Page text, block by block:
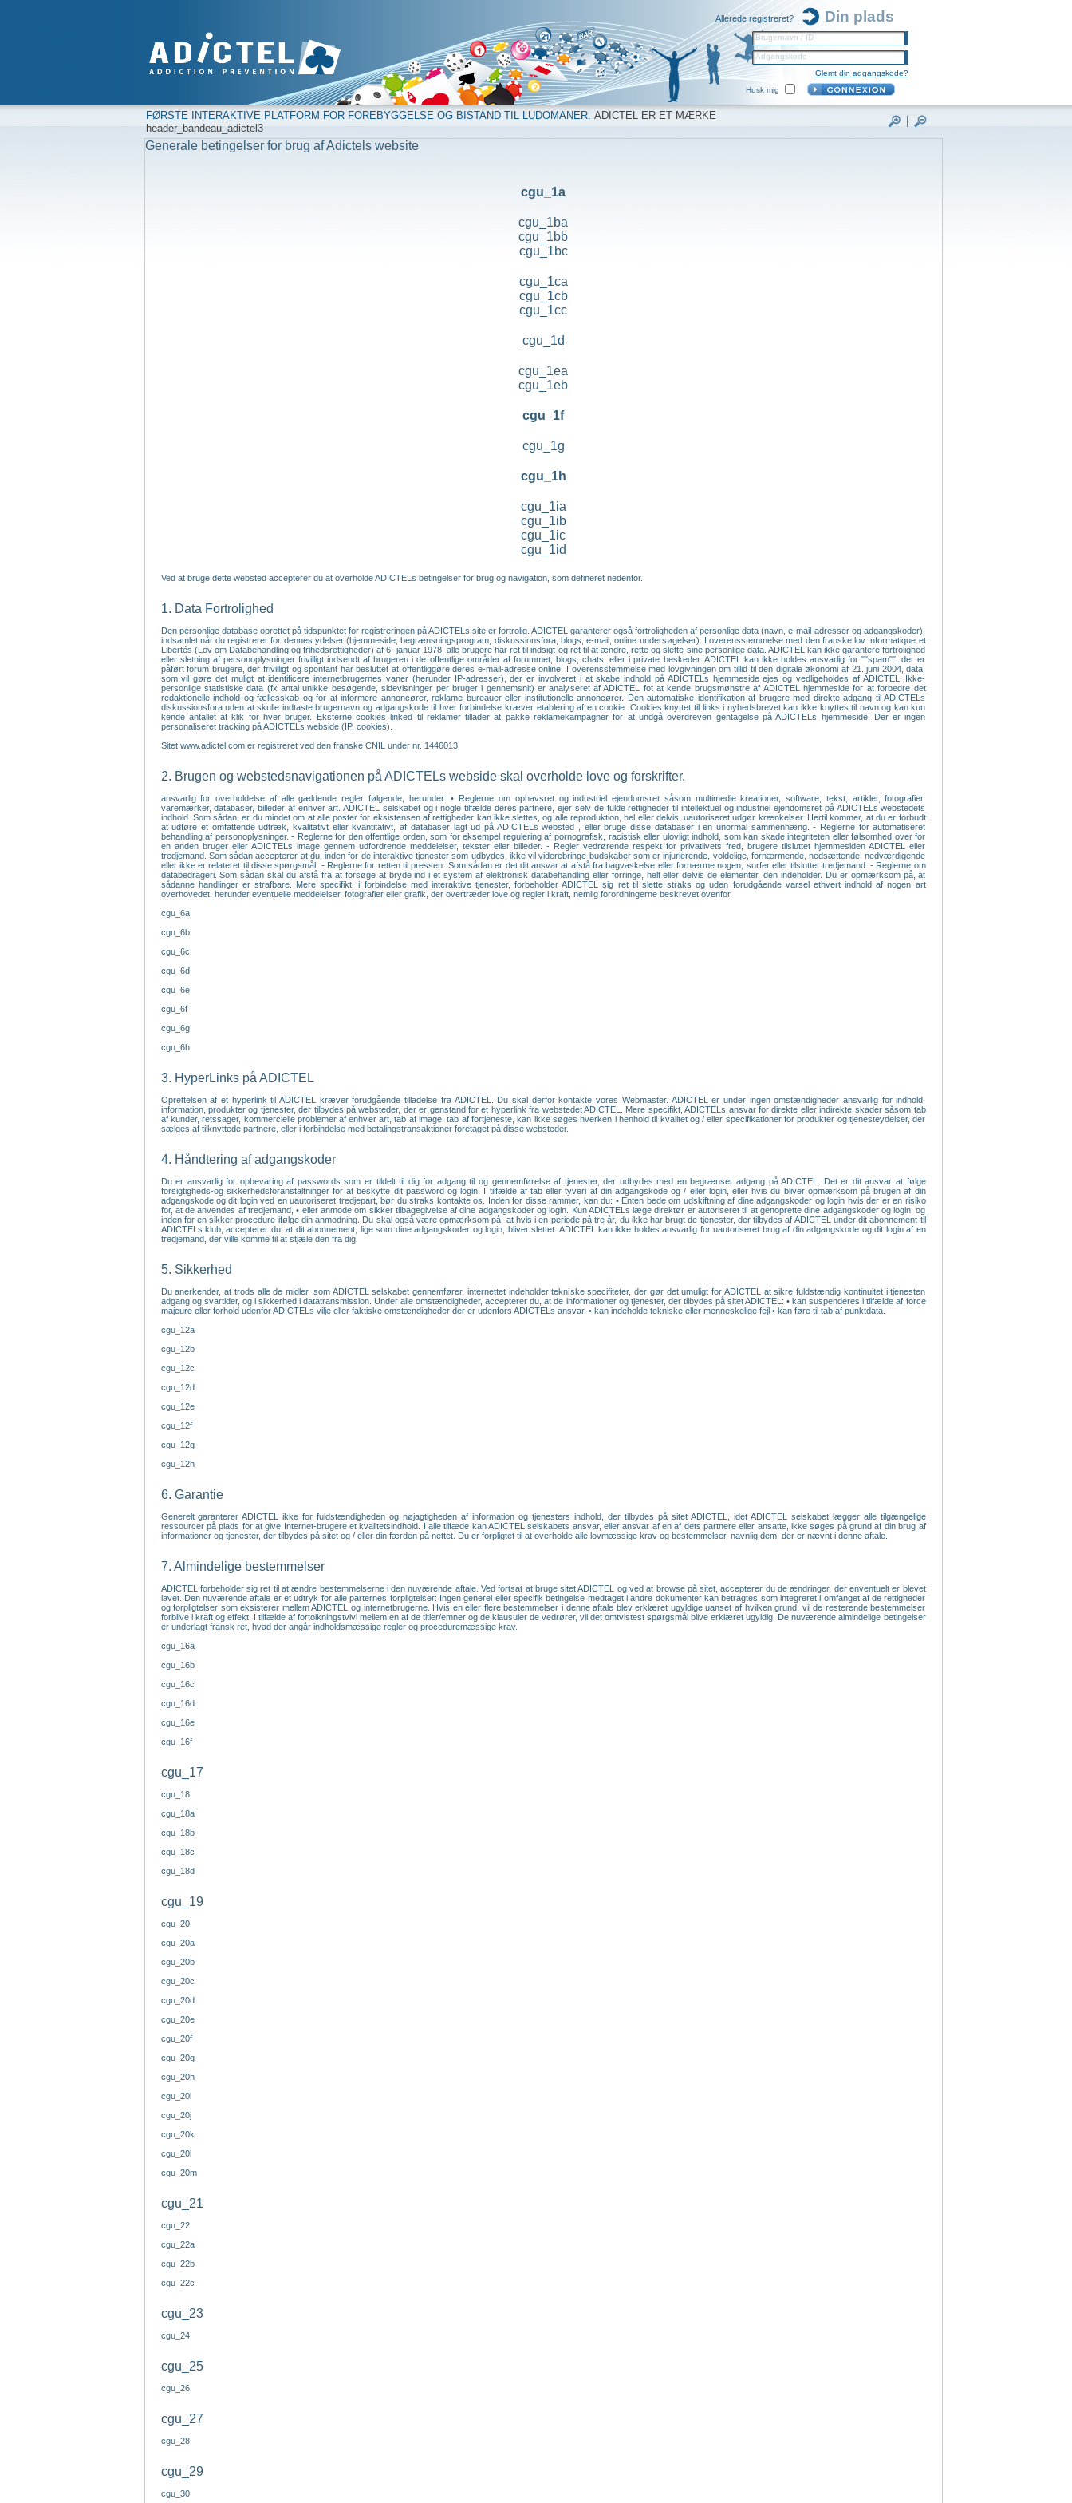
Allerede registreret? Din plads
Brugernavn / ID
Adgangskode
Glemt din adgangskode?
Husk mig
FØRSTE INTERAKTIVE PLATFORM FOR FOREBYGGELSE OG BISTAND TIL LUDOMANER. ADICTEL ER ET MÆRKE
header_bandeau_adictel3
Generale betingelser for brug af Adictels website
cgu_1a
cgu_1ba
cgu_1bb
cgu_1bc
cgu_1ca
cgu_1cb
cgu_1cc
cgu_1d
cgu_1ea
cgu_1eb
cgu_1f
cgu_1g
cgu_1h
cgu_1ia
cgu_1ib
cgu_1ic
cgu_1id
Ved at bruge dette websted accepterer du at overholde ADICTELs betingelser for brug og navigation, som defineret nedenfor.
1. Data Fortrolighed
Den personlige database oprettet på tidspunktet for registreringen på ADICTELs site er fortrolig. ADICTEL garanterer også fortroligheden af personlige data (navn, e-mail-adresser og adgangskoder),
indsamlet når du registrerer for dennes ydelser (hjemmeside, begrænsningsprogram, diskussionsfora, blogs, e-mail, online undersøgelser). I overensstemmelse med den franske lov Informatique et
Libertés (Lov om Databehandling og frihedsrettigheder) af 6. januar 1978, alle brugere har ret til indsigt og ret til at ændre, rette og slette sine personlige data. ADICTEL kan ikke garantere fortrolighed
eller sletning af personoplysninger frivilligt indsendt af brugeren i de offentlige områder af forummet, blogs, chats, eller i private beskeder. ADICTEL kan ikke holdes ansvarlig for ""spam"", der er
påført forum brugere, der frivilligt og spontant har besluttet at offentliggøre deres e-mail-adresse online. I overensstemmelse med lovgivningen om tillid til den digitale økonomi af 21. juni 2004, data,
som vil gøre det muligt at identificere internetbrugernes vaner (herunder IP-adresser), der er involveret i at skabe indhold på ADICTELs hjemmeside ejes og vedligeholdes af ADICTEL. Ikke-
personlige statistiske data (fx antal unikke besøgende, sidevisninger per bruger i gennemsnit) er analyseret af ADICTEL fot at kende brugsmønstre af ADICTEL hjemmeside for at forbedre det
redaktionelle indhold og fællesskab og for at informere annoncører, reklame bureauer eller institutionelle annoncører. Den automatiske identifikation af brugere med direkte adgang til ADICTELs
diskussionsfora uden at skulle indtaste brugernavn og adgangskode til hver forbindelse kræver etablering af en cookie. Cookies knyttet til links i nyhedsbrevet kan ikke knyttes til navn og kan kun
kende antallet af klik for hver bruger. Eksterne cookies linked til reklamer tillader at pakke reklamekampagner for at undgå overdreven gentagelse på ADICTELs hjemmeside. Der er ingen
personaliseret tracking på ADICTELs webside (IP, cookies).
Sitet www.adictel.com er registreret ved den franske CNIL under nr. 1446013
2. Brugen og webstedsnavigationen på ADICTELs webside skal overholde love og forskrifter.
ansvarlig for overholdelse af alle gældende regler følgende, herunder: • Reglerne om ophavsret og industriel ejendomsret såsom multimedie kreationer, software, tekst, artikler, fotografier,
varemærker, databaser, billeder af enhver art. ADICTEL selskabet og i nogle tilfælde deres partnere, ejer selv de fulde rettigheder til intellektuel og industriel ejendomsret på ADICTELs webstedets
indhold. Som sådan, er du mindet om at alle poster for eksistensen af rettigheder kan ikke slettes, og alle reproduktion, hel eller delvis, uautoriseret udgør krænkelser. Hertil kommer, at du er forbudt
at udføre et omfattende udtræk, kvalitativt eller kvantitativt, af databaser lagt ud på ADICTELs websted , eller bruge disse databaser i en unormal sammenhæng. - Reglerne for automatiseret
behandling af personoplysninger. - Reglerne for den offentlige orden, som for eksempel regulering af pornografisk, racistisk eller ulovligt indhold, som kan skade integriteten eller følsomhed over for
en anden bruger eller ADICTELs image gennem udfordrende meddelelser, tekster eller billeder. - Regler vedrørende respekt for privatlivets fred, brugere tilsluttet hjemmesiden ADICTEL eller
tredjemand. Som sådan accepterer at du, inden for de interaktive tjenester som udbydes, ikke vil viderebringe budskaber som er injurierende, voldelige, fornærmende, nedsættende, nedværdigende
eller ikke er relateret til disse spørgsmål. - Reglerne for retten til pressen. Som sådan er det dit ansvar at afstå fra bagvaskelse eller fornærme nogen, surfer eller tilsluttet tredjemand. - Reglerne om
databedrageri. Som sådan skal du afstå fra at forsøge at bryde ind i et system af elektronisk databehandling eller forringe, helt eller delvis de elementer, den indeholder. Du er opmærksom på, at
sådanne handlinger er strafbare. Mere specifikt, i forbindelse med interaktive tjenester, forbeholder ADICTEL sig ret til slette straks og uden forudgående varsel ethvert indhold af nogen art
overhovedet, herunder eventuelle meddelelser, fotografier eller grafik, der overtræder love og regler i kraft, nemlig forordningerne beskrevet ovenfor.
cgu_6a
cgu_6b
cgu_6c
cgu_6d
cgu_6e
cgu_6f
cgu_6g
cgu_6h
3. HyperLinks på ADICTEL
Oprettelsen af et hyperlink til ADICTEL kræver forudgående tilladelse fra ADICTEL. Du skal derfor kontakte vores Webmaster. ADICTEL er under ingen omstændigheder ansvarlig for indhold,
information, produkter og tjenester, der tilbydes på websteder, der er genstand for et hyperlink fra webstedet ADICTEL. Mere specifikt, ADICTELs ansvar for direkte eller indirekte skader såsom tab
af kunder, retssager, kommercielle problemer af enhver art, tab af image, tab af fortjeneste, kan ikke søges hverken i henhold til kvalitet og / eller specifikationer for produkter og tjenesteydelser, der
sælges af tilknyttede partnere, eller i forbindelse med betalingstransaktioner foretaget på disse websteder.
4. Håndtering af adgangskoder
Du er ansvarlig for opbevaring af passwords som er tildelt til dig for adgang til og gennemførelse af tjenester, der udbydes med en begrænset adgang på ADICTEL. Det er dit ansvar at følge
forsigtigheds-og sikkerhedsforanstaltninger for at beskytte dit password og login. I tilfælde af tab eller tyveri af din adgangskode og / eller login, eller hvis du bliver opmærksom på brugen af din
adgangskode og dit login ved en uautoriseret tredjepart, bør du straks kontakte os. Inden for disse rammer, kan du: • Enten bede om udskiftning af dine adgangskoder og login hvis der er en risiko
for, at de anvendes af tredjemand, • eller anmode om sikker tilbagegivelse af dine adgangskoder og login. Kun ADICTELs læge direktør er autoriseret til at genoprette dine adgangskoder og login, og
inden for en sikker procedure ifølge din anmodning. Du skal også være opmærksom på, at hvis i en periode på tre år, du ikke har brugt de tjenester, der tilbydes af ADICTEL under dit abonnement til
ADICTELs klub, accepterer du, at dit abonnement, lige som dine adgangskoder og login, bliver slettet. ADICTEL kan ikke holdes ansvarlig for uautoriseret brug af din adgangskode og dit login af en
tredjemand, der ville komme til at stjæle den fra dig.
5. Sikkerhed
Du anerkender, at trods alle de midler, som ADICTEL selskabet gennemfører, internettet indeholder tekniske specifiteter, der gør det umuligt for ADICTEL at sikre fuldstændig kontinuitet i tjenesten
adgang og svartider, og i sikkerhed i datatransmission. Under alle omstændigheder, accepterer du, at de informationer og tjenester, der tilbydes på sitet ADICTEL: • kan suspenderes i tilfælde af force
majeure eller forhold udenfor ADICTELs vilje eller faktiske omstændigheder der er udenfors ADICTELs ansvar, • kan indeholde tekniske eller menneskelige fejl • kan føre til tab af punktdata.
cgu_12a
cgu_12b
cgu_12c
cgu_12d
cgu_12e
cgu_12f
cgu_12g
cgu_12h
6. Garantie
Generelt garanterer ADICTEL ikke for fuldstændigheden og nøjagtigheden af information og tjenesters indhold, der tilbydes på sitet ADICTEL, idet ADICTEL selskabet lægger alle tilgængelige
ressourcer på plads for at give Internet-brugere et kvalitetsindhold. I alle tilfæde kan ADICTEL selskabets ansvar, eller ansvar af en af dets partnere eller ansatte, ikke søges på grund af din brug af
informationer og tjenester, der tilbydes på sitet og / eller din færden på nettet. Du er forpligtet til at overholde alle lovmæssige krav og bestemmelser, navnlig dem, der er nævnt i denne aftale.
7. Almindelige bestemmelser
ADICTEL forbeholder sig ret til at ændre bestemmelserne i den nuværende aftale. Ved fortsat at bruge sitet ADICTEL og ved at browse på sitet, accepterer du de ændringer, der enventuelt er blevet
lavet. Den nuværende aftale er et udtryk for alle parternes forpligtelser: Ingen generel eller specifik betingelse medtaget i andre dokumenter kan betragtes som integreret i omfanget af de rettigheder
og forpligtelser som eksisterer mellem ADICTEL og internetbrugerne. Hvis en eller flere bestemmelser i denne aftale blev erklæret ugyldige uanset af hvilken grund, vil de resterende bestemmelser
forblive i kraft og effekt. I tilfælde af fortolkningstvivl mellem en af de titler/emner og de klausuler de vedrører, vil det omtvistest spørgsmål blive erklæret ugyldig. De nuværende almindelige betingelser
er underlagt fransk ret, hvad der angår indholdsmæssige regler og proceduremæssige krav.
cgu_16a
cgu_16b
cgu_16c
cgu_16d
cgu_16e
cgu_16f
cgu_17
cgu_18
cgu_18a
cgu_18b
cgu_18c
cgu_18d
cgu_19
cgu_20
cgu_20a
cgu_20b
cgu_20c
cgu_20d
cgu_20e
cgu_20f
cgu_20g
cgu_20h
cgu_20i
cgu_20j
cgu_20k
cgu_20l
cgu_20m
cgu_21
cgu_22
cgu_22a
cgu_22b
cgu_22c
cgu_23
cgu_24
cgu_25
cgu_26
cgu_27
cgu_28
cgu_29
cgu_30